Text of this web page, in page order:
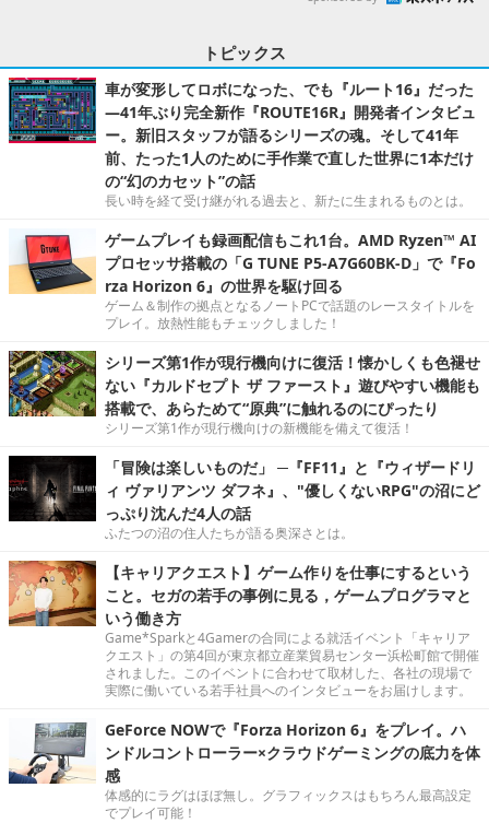
トピックス
車が変形してロボになった、でも『ルート16』だった
―41年ぶり完全新作『ROUTE16R』開発者インタビュ
ー。新旧スタッフが語るシリーズの魂。そして41年
前、たった1人のために手作業で直した世界に1本だけ
の“幻のカセット”の話
長い時を経て受け継がれる過去と、新たに生まれるものとは。
ゲームプレイも録画配信もこれ1台。AMD Ryzen™ AI
プロセッサ搭載の「G TUNE P5-A7G60BK-D」で『Fo
rza Horizon 6』の世界を駆け回る
ゲーム＆制作の拠点となるノートPCで話題のレースタイトルを
プレイ。放熱性能もチェックしました！
シリーズ第1作が現行機向けに復活！懐かしくも色褪せ
ない『カルドセプト ザ ファースト』遊びやすい機能も
搭載で、あらためて“原典”に触れるのにぴったり
シリーズ第1作が現行機向けの新機能を備えて復活！
「冒険は楽しいものだ」 ─『FF11』と『ウィザードリ
ィ ヴァリアンツ ダフネ』、"優しくないRPG"の沼にど
っぷり沈んだ4人の話
ふたつの沼の住人たちが語る奥深さとは。
【キャリアクエスト】ゲーム作りを仕事にするという
こと。セガの若手の事例に見る，ゲームプログラマと
いう働き方
Game*Sparkと4Gamerの合同による就活イベント「キャリア
クエスト」の第4回が東京都立産業貿易センター浜松町館で開催
されました。このイベントに合わせて取材した、各社の現場で
実際に働いている若手社員へのインタビューをお届けします。
GeForce NOWで『Forza Horizon 6』をプレイ。ハ
ンドルコントローラー×クラウドゲーミングの底力を体
感
体感的にラグはほぼ無し。グラフィックスはもちろん最高設定
でプレイ可能！